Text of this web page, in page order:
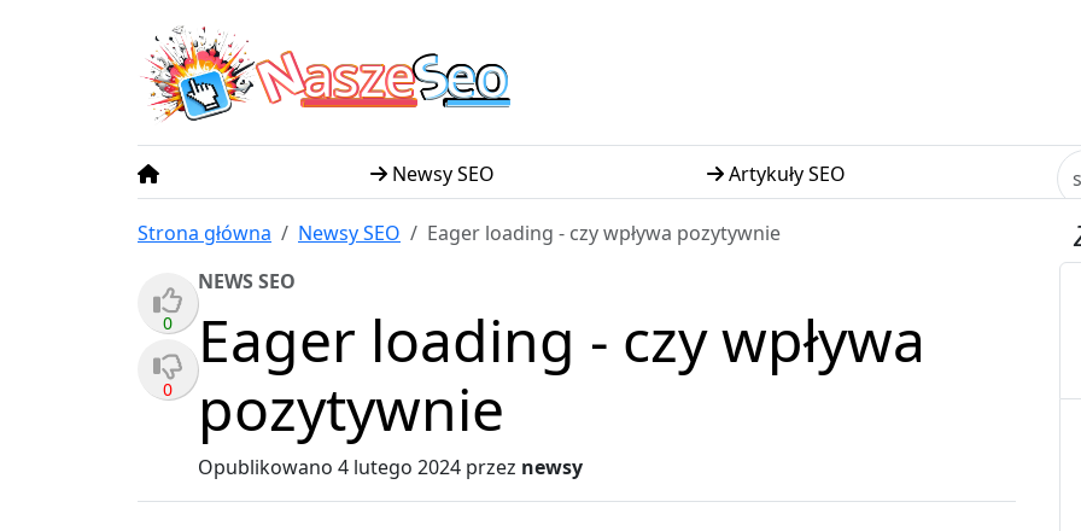
NaszeSeo
Newsy SEO Artykuły SEO
Strona główna Newsy SEO Eager loading - czy wpływa pozytywnie
0
0
NEWS SEO
Eager loading - czy wpływa
pozytywnie
Opublikowano 4 lutego 2024 przez newsy